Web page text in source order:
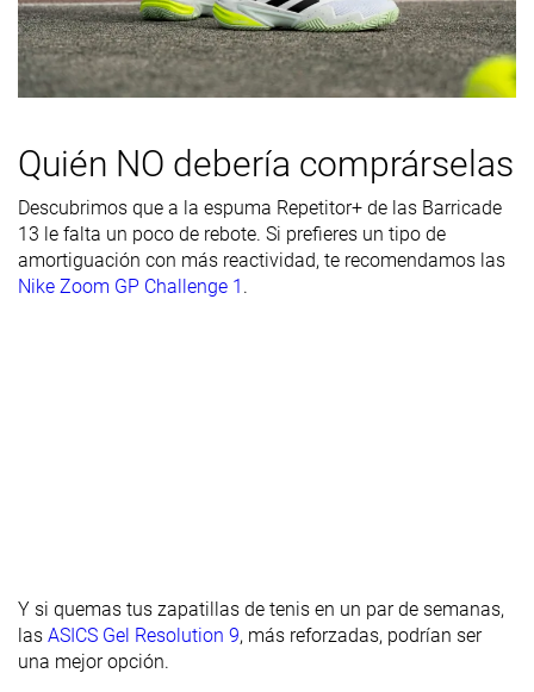
Rigidez de la
mediasuela
Firme Firme Firme
Flexibilidad Moderada Moderada Moderada
torsional
Rigidez del
del talón
Firmes Moderadas
Anchura de la
Ancha
del acolchado
del talón
Altura de la
Quién NO debería comprárselas
Descubrimos que a la espuma Repetitor+ de las Barricade
13 le falta un poco de rebote. Si prefieres un tipo de
amortiguación con más reactividad, te recomendamos las
Nike Zoom GP Challenge 1 .
Y si quemas tus zapatillas de tenis en un par de semanas,
las ASICS Gel Resolution 9, más reforzadas, podrían ser
una mejor opción.